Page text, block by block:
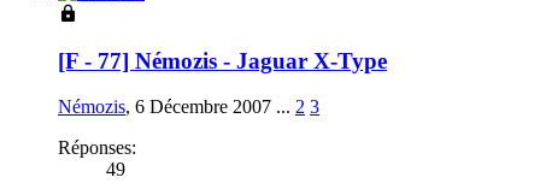
[F - 77] Némozis - Jaguar X-Type
Némozis, 6 Décembre 2007 ... 2 3
Réponses:
49